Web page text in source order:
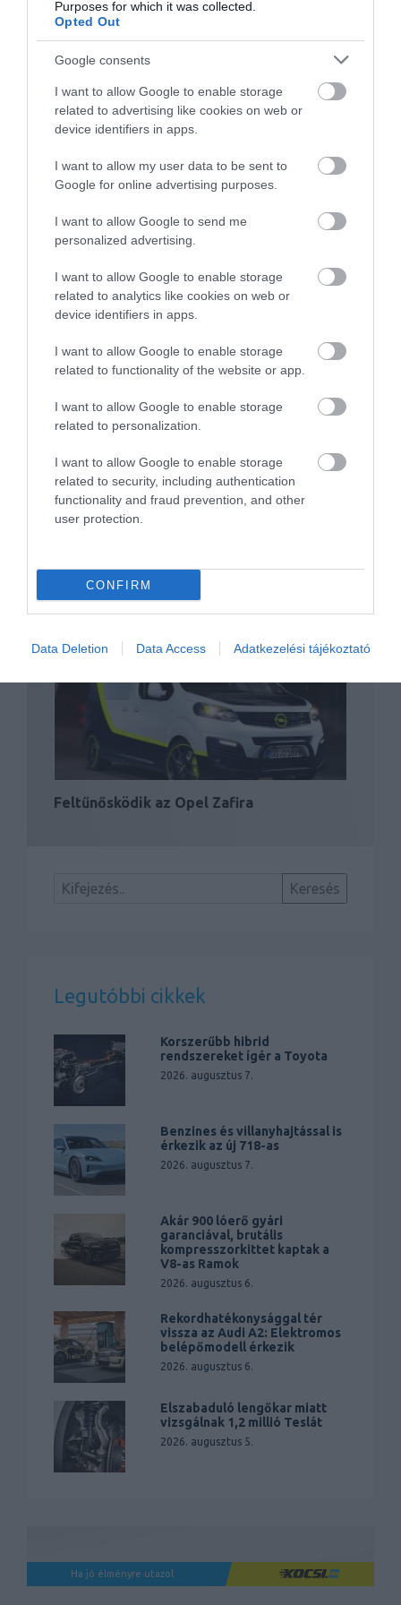
Purposes for which it was collected.
Opted Out
Google consents
I want to allow Google to enable storage
related to advertising like cookies on web or
device identifiers in apps.
I want to allow my user data to be sent to
Google for online advertising purposes.
I want to allow Google to send me
personalized advertising.
I want to allow Google to enable storage
related to analytics like cookies on web or
device identifiers in apps.
I want to allow Google to enable storage
related to functionality of the website or app.
I want to allow Google to enable storage
related to personalization.
I want to allow Google to enable storage
related to security, including authentication
functionality and fraud prevention, and other
user protection.
CONFIRM
Data Deletion Data Access Adatkezelési tájékoztató
Felfrissült az Opel Combo
Benzinesként és dízelként is
Jövőre jön az elektromos Opel Vivaro
Feltűnősködik az Opel Zafira
Legutóbbi cikkek
Korszerűbb hibrid
rendszereket ígér a Toyota
2026. augusztus 7.
Benzines és villanyhajtással is
érkezik az új 718-as
2026. augusztus 7.
Akár 900 lóerő gyári
garanciával, brutális
kompresszorkittet kaptak a
V8-as Ramok
2026. augusztus 6.
Rekordhatékonysággal tér
vissza az Audi A2: Elektromos
belépőmodell érkezik
2026. augusztus 6.
Elszabaduló lengőkar miatt
vizsgálnak 1,2 millió Teslát
2026. augusztus 5.
Ha jó élményre utazol